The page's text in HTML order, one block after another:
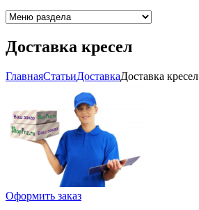
Доставка кресел
ГлавнаяCтатьиДоставкаДоставка кресел
Оформить заказ